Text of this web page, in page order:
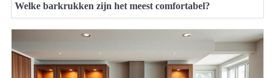
Welke barkrukken zijn het meest comfortabel?